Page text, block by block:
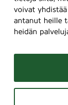
voivat
antanut heille
heidän